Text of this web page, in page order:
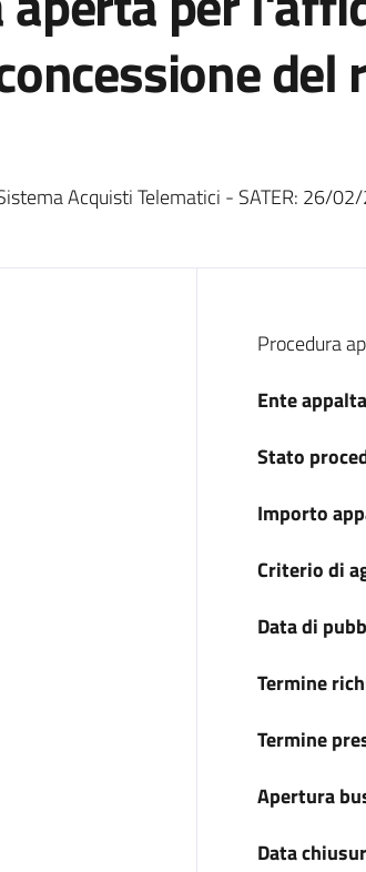
del
Acquisti Telematici - SATER: 26/
Dati
Procedura
Ente
Stato
Importo
Criterio di
Data di
Termine
Termine
Apertura
Data